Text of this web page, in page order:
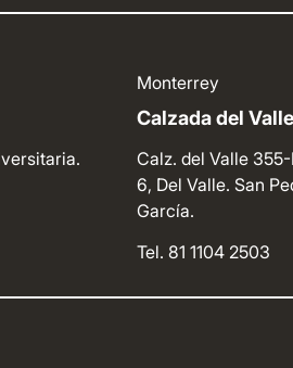
Monterrey
Calzada del Valle
Calz. del Valle
6, Del Valle. San
García.
Tel. 81 1104 2503